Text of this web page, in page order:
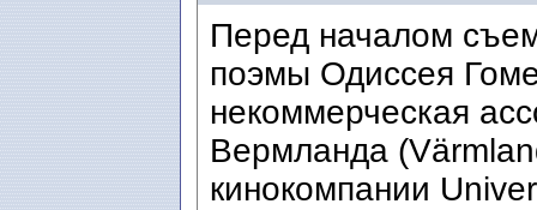
Перед началом
поэмы Одиссея
некоммерческая
Вермланда
кинокомпании